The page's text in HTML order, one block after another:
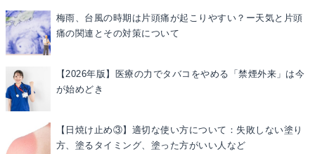
梅雨、台風の時期は片頭痛が起こりやすい？ー天気と片頭
痛の関連とその対策について
【2026年版】医療の力でタバコをやめる「禁煙外来」は今
が始めどき
【日焼け止め③】適切な使い方について：失敗しない塗り
方、塗るタイミング、塗った方がいい人など